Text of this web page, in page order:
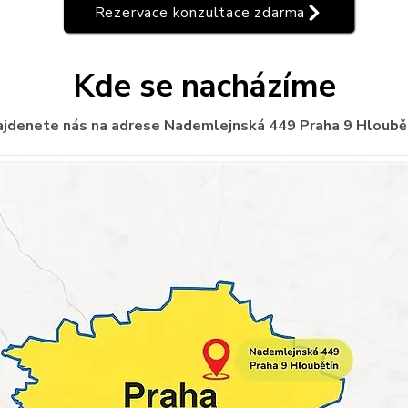
Rezervace konzultace zdarma
Kde se nacházíme
nás na adrese Nademlejnská 449 Praha 9